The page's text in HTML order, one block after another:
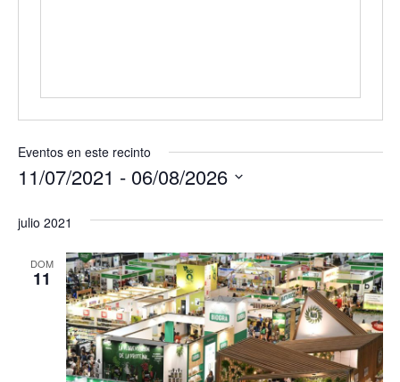
Eventos en este recinto
11/07/2021 - 06/08/2026
la
julio 2021
DOM
11